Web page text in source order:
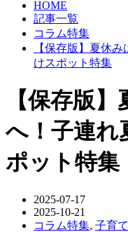
HOME
記事一覧
コラム特集
【保存版】夏休
けスポット特集
【保存版
へ！子連れ
ポット特集
2025-07-17
2025-10-21
コラム特集, 子育